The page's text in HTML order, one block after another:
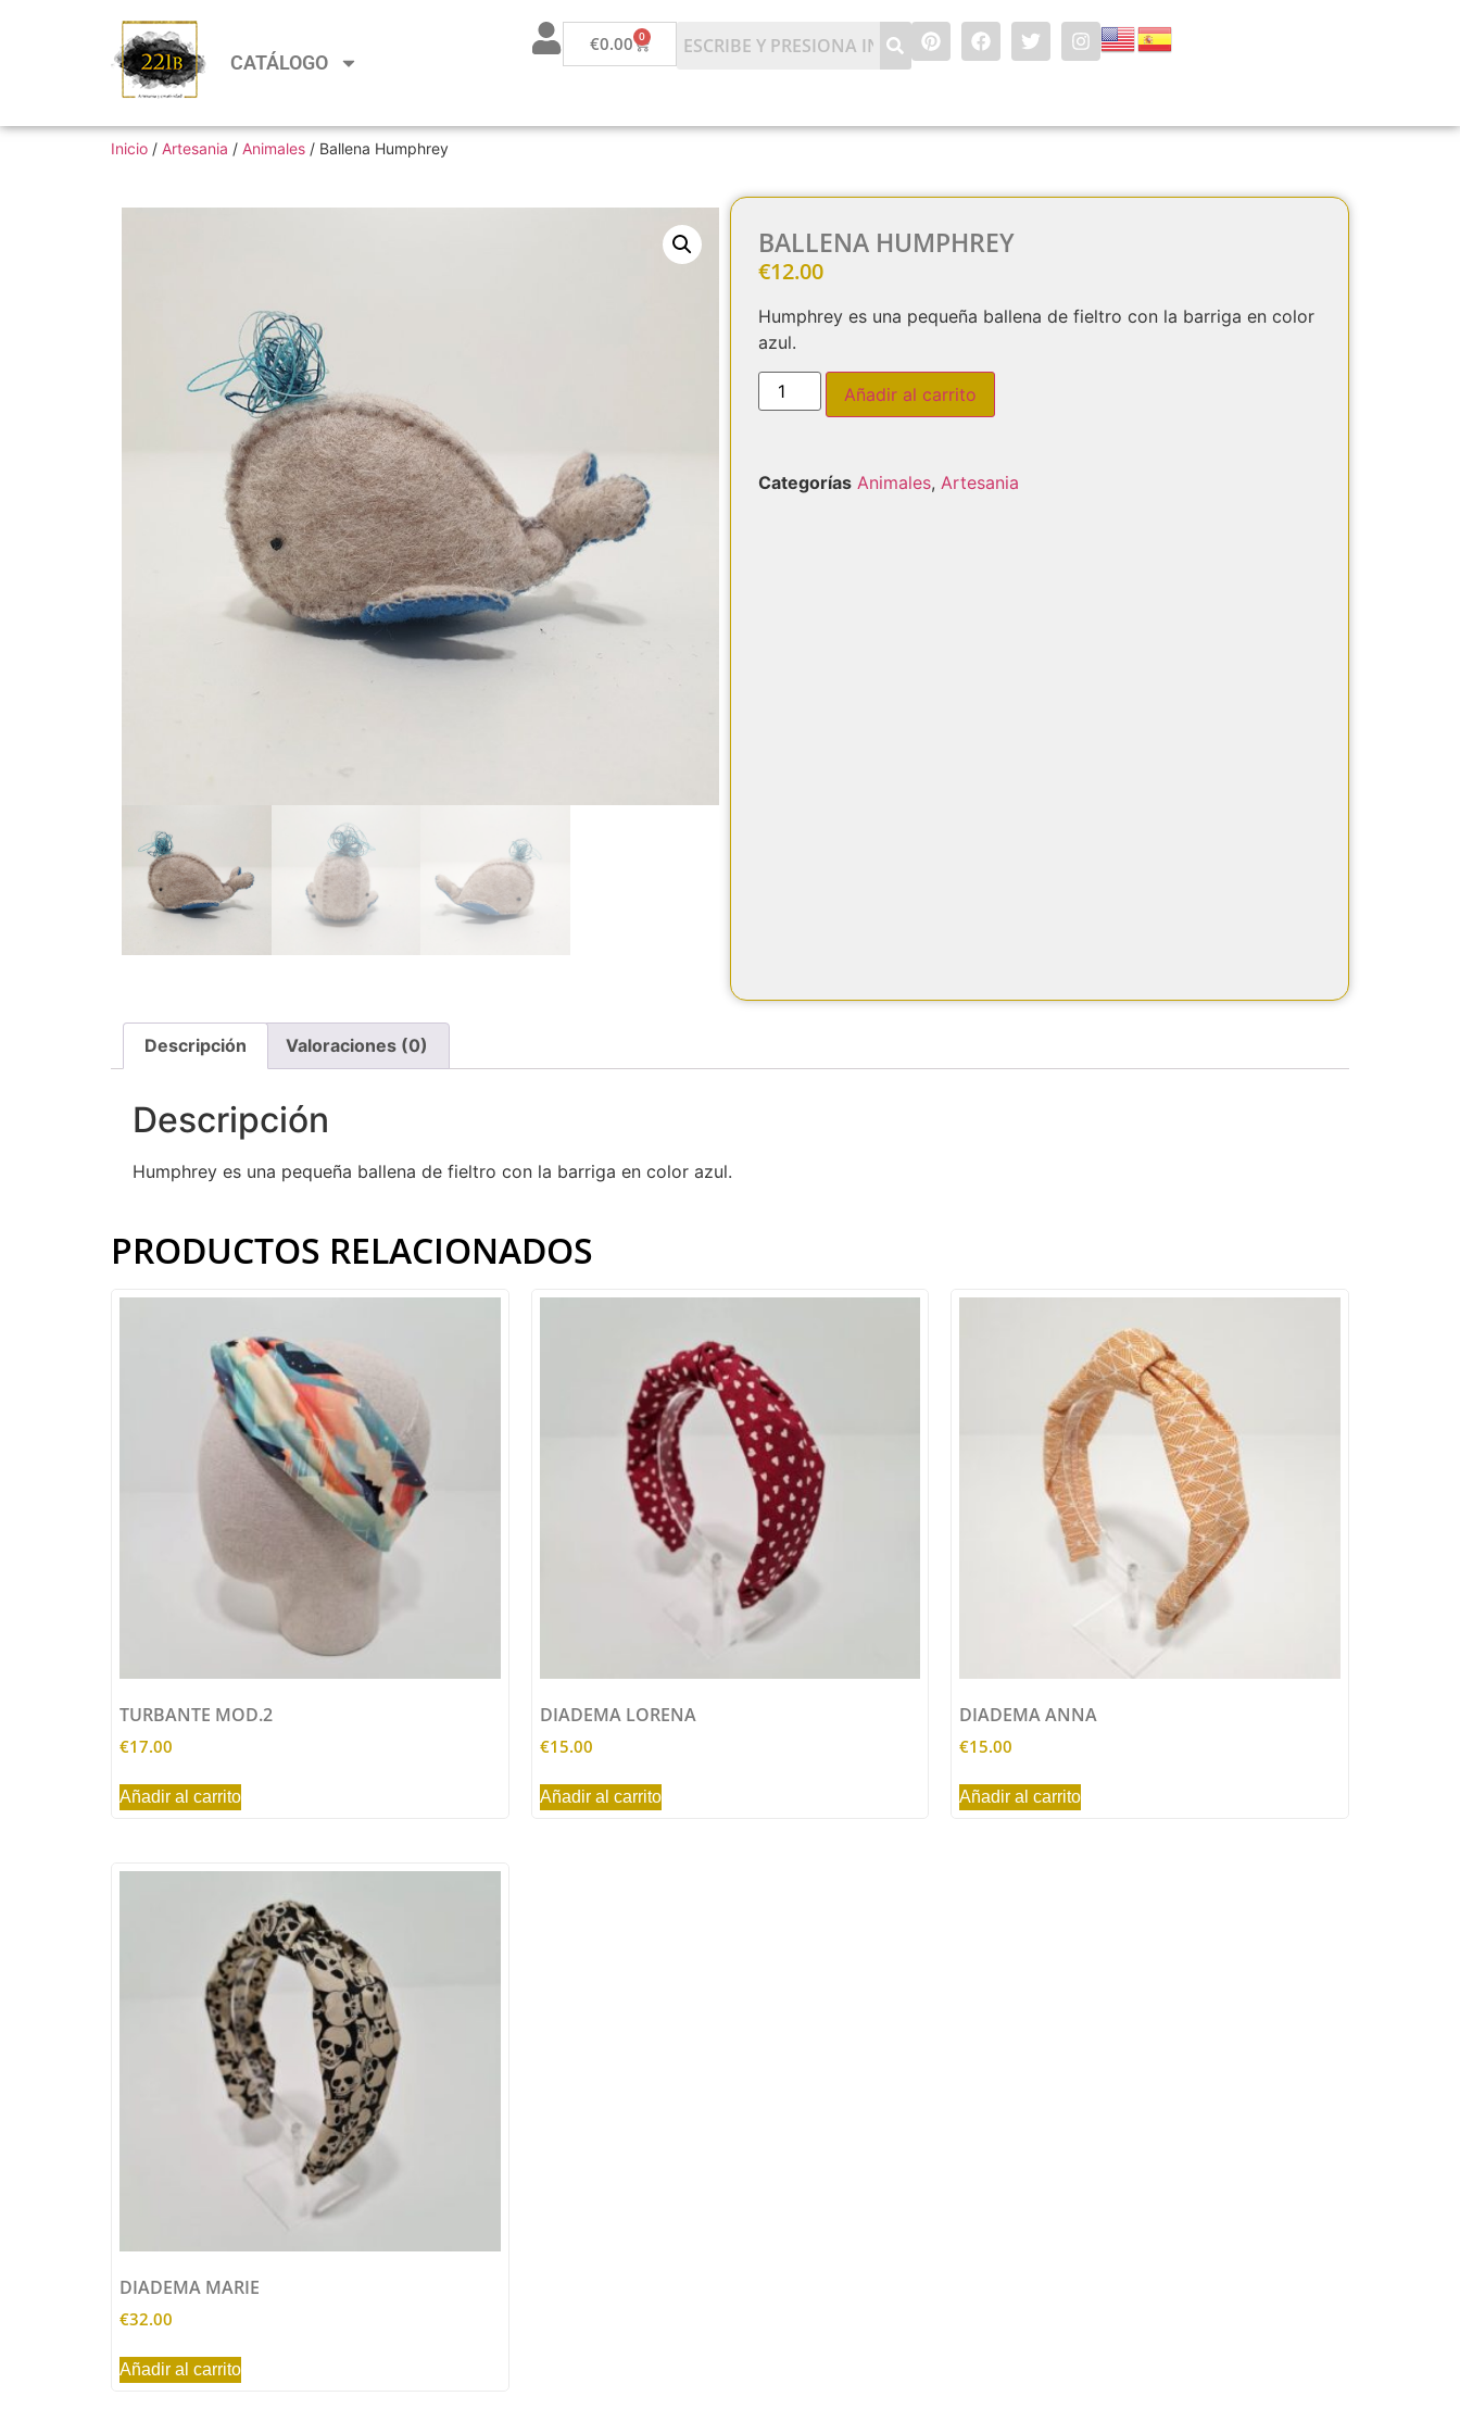
CATÁLOGO
€0.00 0
Inicio / Artesania / Animales / Ballena Humphrey
BALLENA HUMPHREY
€12.00
Humphrey es una pequeña ballena de fieltro con la barriga en color
azul.
Añadir al carrito
Categorías Animales, Artesania
Descripción Valoraciones (0)
Descripción
Humphrey es una pequeña ballena de fieltro con la barriga en color azul.
PRODUCTOS RELACIONADOS
TURBANTE MOD.2
€17.00
Añadir al carrito
DIADEMA LORENA
€15.00
Añadir al carrito
DIADEMA ANNA
€15.00
Añadir al carrito
DIADEMA MARIE
€32.00
Añadir al carrito